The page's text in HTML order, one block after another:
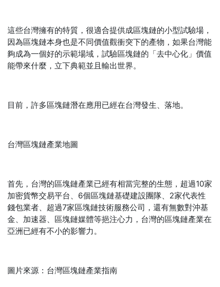
這些台灣擁有的特質，很適合提供成區塊鏈的小型試驗場，
因為區塊鏈本身也是不同價值觀衝突下的產物，如果台灣能
夠成為一個好的示範場域，試驗區塊鏈的「去中心化」價值
能帶來什麼，立下典範並且輸出世界。
目前，許多區塊鏈潛在應用已經在台灣發生、落地。
台灣區塊鏈產業地圖
首先，台灣的區塊鏈產業已經有相當完整的生態，超過10家
加密貨幣交易平台、6個區塊鏈基礎建設團隊、2家代表性
錢包業者、超過7家區塊鏈技術服務公司，還有無數對沖基
金、加速器、區塊鏈媒體等挹注心力，台灣的區塊鏈產業在
亞洲已經有不小的影響力。
圖片來源：台灣區塊鏈產業指南